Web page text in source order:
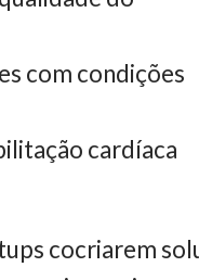
com condições
cardíaca
cocriarem